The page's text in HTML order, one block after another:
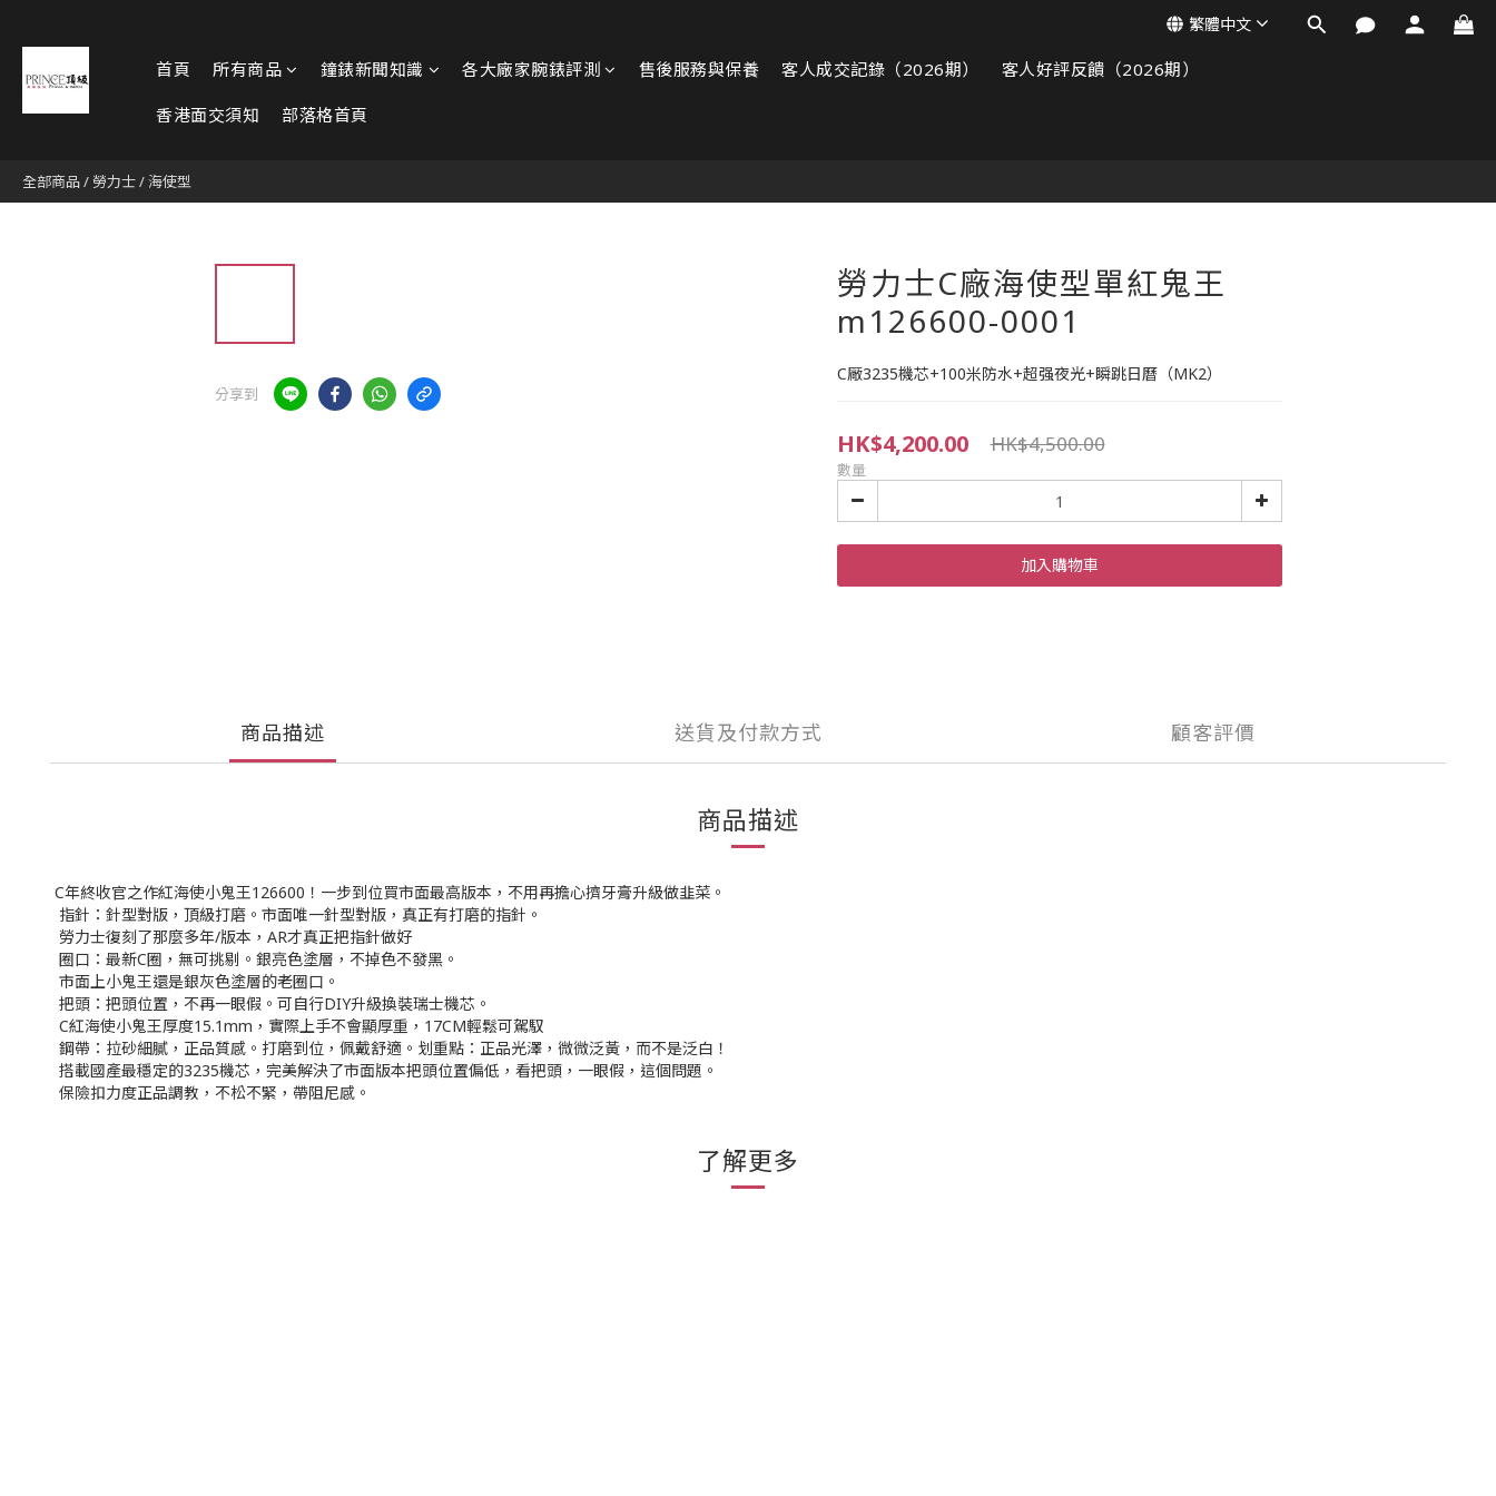
首頁 所有商品 鐘錶新聞知識 各大廠家腕錶評測 售後服務與保養 客人成交記錄（2026期） 客人好評反饋（2026期）
香港面交須知 部落格首頁
繁體中文
全部商品/勞力士/海使型
分享到
勞力士C廠海使型單紅鬼王
m126600-0001
C厰3235機芯+100米防水+超强夜光+瞬跳日曆（MK2）
HK$4,200.00 HK$4,500.00
數量
加入購物車
商品描述 送貨及付款方式 顧客評價
商品描述
C年終收官之作紅海使小鬼王126600！一步到位買市面最高版本，不用再擔心擠牙膏升級做韭菜。
指針：針型對版，頂級打磨。市面唯一針型對版，真正有打磨的指針。
勞力士復刻了那麼多年/版本，AR才真正把指針做好
圈口：最新C圈，無可挑剔。銀亮色塗層，不掉色不發黑。
市面上小鬼王還是銀灰色塗層的老圈口。
把頭：把頭位置，不再一眼假。可自行DIY升級換裝瑞士機芯。
C紅海使小鬼王厚度15.1mm，實際上手不會顯厚重，17CM輕鬆可駕馭
鋼帶：拉砂細膩，正品質感。打磨到位，佩戴舒適。划重點：正品光澤，微微泛黃，而不是泛白！
搭載國產最穩定的3235機芯，完美解決了市面版本把頭位置偏低，看把頭，一眼假，這個問題。
保險扣力度正品調教，不松不緊，帶阻尼感。
了解更多